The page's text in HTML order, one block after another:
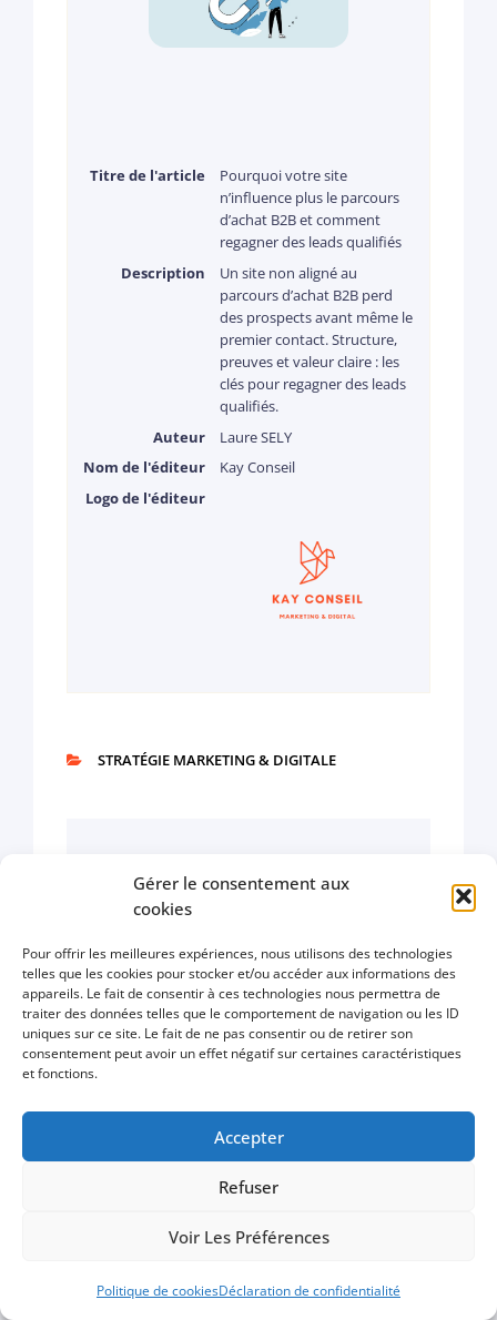
Gérer le consentement aux
cookies
Pour offrir les meilleures expériences, nous utilisons des technologies
telles que les cookies pour stocker et/ou accéder aux informations des
appareils. Le fait de consentir à ces technologies nous permettra de
traiter des données telles que le comportement de navigation ou les ID
uniques sur ce site. Le fait de ne pas consentir ou de retirer son
consentement peut avoir un effet négatif sur certaines caractéristiques
et fonctions.
Accepter
Refuser
Voir Les Préférences
Politique de cookiesDéclaration de confidentialité
Titre de l'article
Pourquoi votre site
n’influence plus le parcours
d’achat B2B et comment
regagner des leads qualifiés
Description
Un site non aligné au
parcours d’achat B2B perd
des prospects avant même le
premier contact. Structure,
preuves et valeur claire : les
clés pour regagner des leads
qualifiés.
Auteur
Laure SELY
Nom de l'éditeur
Kay Conseil
Logo de l'éditeur
STRATÉGIE MARKETING & DIGITALE
Author:
Laure SELY
Consultante marketing et
digital freelance | Fondatrice
de Kay Conseil J'accompagne
les PME, ETI et start-up dans
acquisition digitale, le SEO, le
GEO, le Growth Marketing et
le CRO. Depuis plus de 14 ans,
structurer un marketing
et conversion. Sur ce blog, je